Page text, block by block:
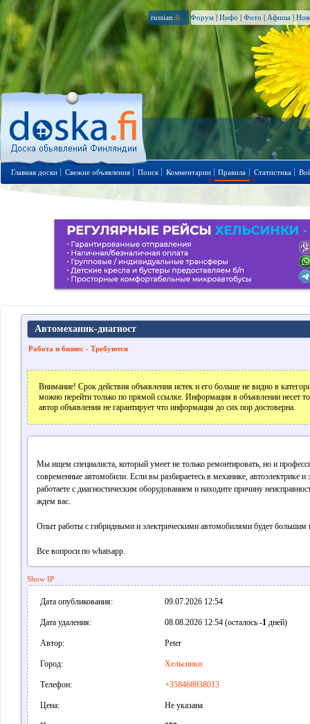
russian .fi Форум | Инфо | Фото | Афиша |
Главная доски Свежие объявления Поиск Комментарии Правила Статистика
Автомеханик-диагност
Работа и бизнес - Требуются
Внимание! Срок действия объявления истек и его больше не видно в
можно перейти только по прямой ссылке. Информация в объявлении несет
автор объявления не гарантирует что информация до сих пор достоверна.
Мы ищем специалиста, который умеет не только ремонтировать, но и
современные автомобили. Если вы разбираетесь в механике, автоэлектрике и
работаете с диагностическим оборудованием и находите причину
ждем вас.
Опыт работы с гибридными и электрическими автомобилями будет большим
Bce вопроси по whatsapp.
Show IP
Дата опубликования: 09.07.2026 12:54
Дата удаления: 08.08.2026 12:54 (осталось -1дней)
Автор: Peter
Город: Хельсинки
Телефон: +358468038013
Цена: Не указана